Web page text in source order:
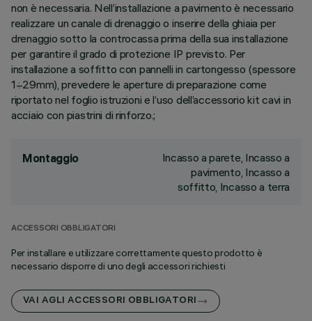
non è necessaria. Nell’installazione a pavimento è necessario
realizzare un canale di drenaggio o inserire della ghiaia per
drenaggio sotto la controcassa prima della sua installazione
per garantire il grado di protezione IP previsto. Per
installazione a soffitto con pannelli in cartongesso (spessore
1÷29mm), prevedere le aperture di preparazione come
riportato nel foglio istruzioni e l’uso dell’accessorio kit cavi in
acciaio con piastrini di rinforzo.;
Montaggio
Incasso a parete, Incasso a
pavimento, Incasso a
soffitto, Incasso a terra
ACCESSORI OBBLIGATORI
Per installare e utilizzare correttamente questo prodotto è
necessario disporre di uno degli accessori richiesti
VAI AGLI ACCESSORI OBBLIGATORI